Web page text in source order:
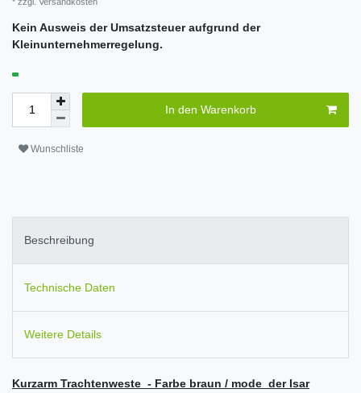
Kein Ausweis der Umsatzsteuer aufgrund der
Kleinunternehmerregelung.
In den Warenkorb
Wunschliste
Beschreibung
Technische Daten
Weitere Details
Kurzarm Trachtenweste - Farbe braun / mode der Isar